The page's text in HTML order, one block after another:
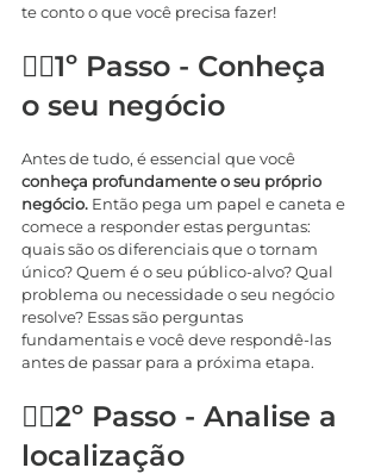
te conto o que você precisa fazer!
🚶‍♂️1º Passo - Conheça
o seu negócio
Antes de tudo, é essencial que você
conheça profundamente o seu próprio
negócio. Então pega um papel e caneta e
comece a responder estas perguntas:
quais são os diferenciais que o tornam
único? Quem é o seu público-alvo? Qual
problema ou necessidade o seu negócio
resolve? Essas são perguntas
fundamentais e você deve respondê-las
antes de passar para a próxima etapa.
🚶‍♂️2º Passo - Analise a
localização